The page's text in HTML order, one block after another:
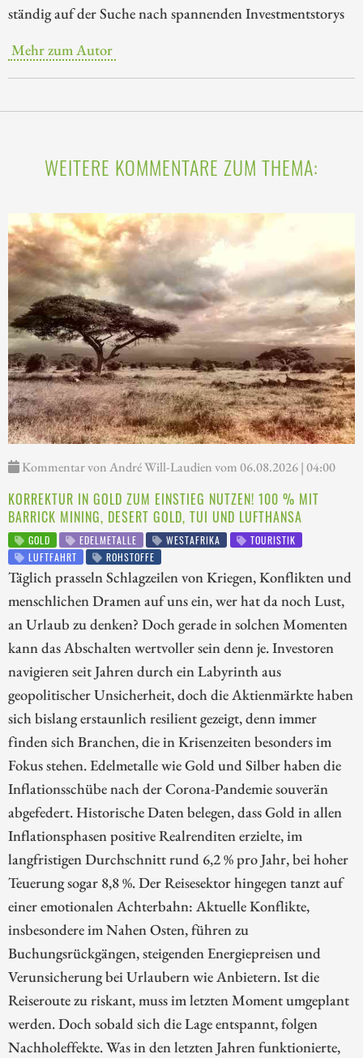
ständig auf der Suche nach spannenden Investmentstorys
Mehr zum Autor
WEITERE KOMMENTARE ZUM THEMA:
Kommentar von André Will-Laudien vom 06.08.2026 | 04:00
KORREKTUR IN GOLD ZUM EINSTIEG NUTZEN! 100 % MIT
BARRICK MINING, DESERT GOLD, TUI UND LUFTHANSA
GOLD EDELMETALLE WESTAFRIKA
TOURISTIK
LUFTFAHRT
ROHSTOFFE
Täglich prasseln Schlagzeilen von Kriegen, Konflikten und
menschlichen Dramen auf uns ein, wer hat da noch Lust,
an Urlaub zu denken? Doch gerade in solchen Momenten
kann das Abschalten wertvoller sein denn je. Investoren
navigieren seit Jahren durch ein Labyrinth aus
geopolitischer Unsicherheit, doch die Aktienmärkte haben
sich bislang erstaunlich resilient gezeigt, denn immer
finden sich Branchen, die in Krisenzeiten besonders im
Fokus stehen. Edelmetalle wie Gold und Silber haben die
Inflationsschübe nach der Corona-Pandemie souverän
abgefedert. Historische Daten belegen, dass Gold in allen
Inflationsphasen positive Realrenditen erzielte, im
langfristigen Durchschnitt rund 6,2 % pro Jahr, bei hoher
Teuerung sogar 8,8 %. Der Reisesektor hingegen tanzt auf
einer emotionalen Achterbahn: Aktuelle Konflikte,
insbesondere im Nahen Osten, führen zu
Buchungsrückgängen, steigenden Energiepreisen und
Verunsicherung bei Urlaubern wie Anbietern. Ist die
Reiseroute zu riskant, muss im letzten Moment umgeplant
werden. Doch sobald sich die Lage entspannt, folgen
Nachholeffekte. Was in den letzten Jahren funktionierte,